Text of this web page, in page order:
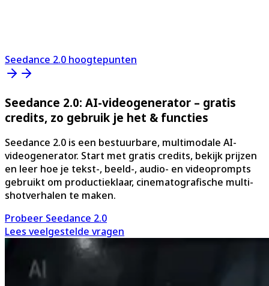
Seedance 2.0 hoogtepunten
Seedance 2.0: AI-videogenerator – gratis
credits, zo gebruik je het & functies
Seedance 2.0 is een bestuurbare, multimodale AI-
videogenerator. Start met gratis credits, bekijk prijzen
en leer hoe je tekst-, beeld-, audio- en videoprompts
gebruikt om productieklaar, cinematografische multi-
shotverhalen te maken.
Probeer Seedance 2.0
Lees veelgestelde vragen